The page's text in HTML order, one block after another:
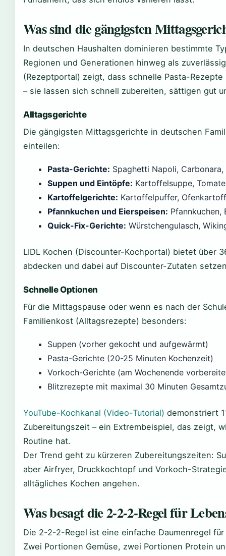
Was sind die gängigsten
In deutschen Haushalten dominieren bestimmte
Regionen und Generationen hinweg als
(Rezeptportal) zeigt, dass schnelle Pasta-
– sie lassen sich schnell zubereiten, sättigen gut
Alltagsgerichte
Die gängigsten Mittagsgerichte in deutschen
einteilen:
Pasta-Gerichte: Spaghetti Napoli,
Suppen und Eintöpfe: Kartoffelsuppe,
Kartoffelgerichte: Kartoffelpuffer,
Pfannkuchen und Eierspeisen: Pfannkuchen,
Quick-Fix-Gerichte: Würstchengulasch,
LIDL Kochen (Discounter-Kochportal) bietet über
abdecken und dabei auf Discounter-Zutaten
Schnelle Optionen
Für die Mittagspause oder wenn es nach der
Familienkost (Alltagsrezepte) besonders:
Suppen (vorher gekocht und aufgewärmt)
Pasta-Gerichte (20-25 Minuten Kochenzeit)
Vorkoch-Gerichte (am Wochenende
Blitzrezepte mit maximal 30 Minuten
YouTube-Kochkanal (Video-Tutorial) demonstriert
Zubereitungszeit – ein Extrembeispiel, das zeigt,
Routine hat.
Der Trend geht zu kürzeren Zubereitungszeiten:
aber Airfryer, Druckkochtopf und Vorkoch-
alltägliches Kochen angehen.
Was besagt die 2-2-2-Regel für
Die 2-2-2-Regel ist eine einfache Daumenregel
Zwei Portionen Gemüse, zwei Portionen Protein